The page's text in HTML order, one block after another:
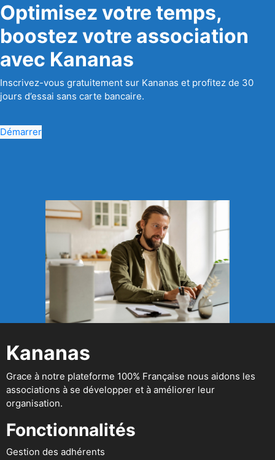
Optimisez votre temps,
boostez votre association
avec Kananas
Inscrivez-vous gratuitement sur Kananas et profitez de 30
jours d’essai sans carte bancaire.
Démarrer
Kananas
Grace à notre plateforme 100% Française nous aidons les
associations à se développer et à améliorer leur
organisation.
Fonctionnalités
Gestion des adhérents